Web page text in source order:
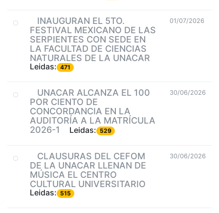
INAUGURAN EL 5TO.
FESTIVAL MEXICANO DE LAS
SERPIENTES CON SEDE EN
LA FACULTAD DE CIENCIAS
NATURALES DE LA UNACAR
Leidas: 471
01/07/2026
UNACAR ALCANZA EL 100
POR CIENTO DE
CONCORDANCIA EN LA
AUDITORÍA A LA MATRÍCULA
2026-1
Leidas: 529
30/06/2026
CLAUSURAS DEL CEFOM
DE LA UNACAR LLENAN DE
MÚSICA EL CENTRO
CULTURAL UNIVERSITARIO
Leidas: 515
30/06/2026